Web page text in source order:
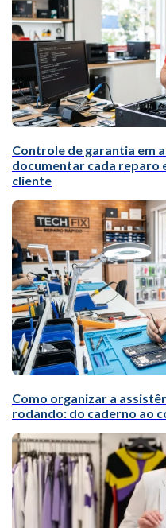
Controle de garantia em
documentar cada reparo
cliente
Como organizar a
rodando: do caderno ao